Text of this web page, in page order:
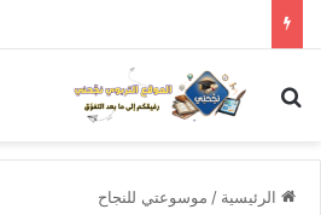
بحث عن
الرئيسية / موسوعتي للنجاح